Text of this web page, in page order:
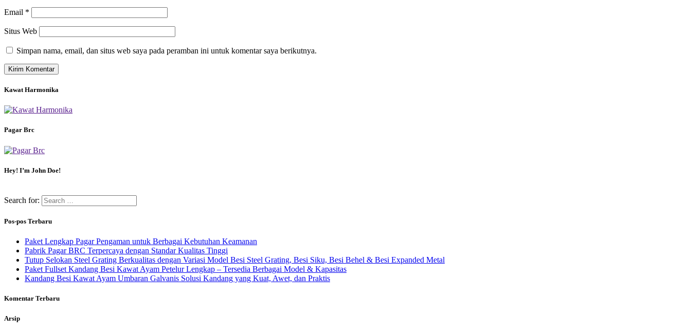
Email *
Situs Web
Simpan nama, email, dan situs web saya pada peramban ini untuk komentar saya berikutnya.
Kawat Harmonika
Pagar Brc
Hey! I’m John Doe!
Search for:
Pos-pos Terbaru
Paket Lengkap Pagar Pengaman untuk Berbagai Kebutuhan Keamanan
Pabrik Pagar BRC Terpercaya dengan Standar Kualitas Tinggi
Tutup Selokan Steel Grating Berkualitas dengan Variasi Model Besi Steel Grating, Besi Siku, Besi Behel & Besi Expanded Metal
Paket Fullset Kandang Besi Kawat Ayam Petelur Lengkap – Tersedia Berbagai Model & Kapasitas
Kandang Besi Kawat Ayam Umbaran Galvanis Solusi Kandang yang Kuat, Awet, dan Praktis
Komentar Terbaru
Arsip